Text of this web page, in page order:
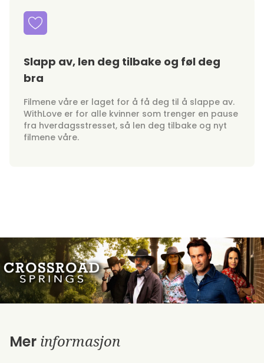
Slapp av, len deg tilbake og føl deg
bra
Filmene våre er laget for å få deg til å slappe av.
WithLove er for alle kvinner som trenger en pause
fra hverdagsstresset, så len deg tilbake og nyt
filmene våre.
Mer informasjon